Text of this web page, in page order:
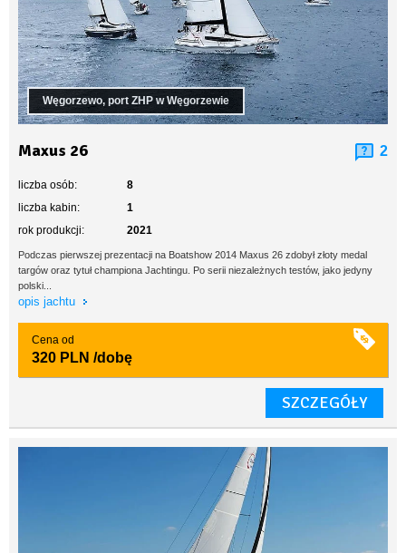
Węgorzewo, port ZHP w Węgorzewie
Maxus 26 2
liczba osób:
8
liczba kabin:
1
rok produkcji:
2021
Podczas pierwszej prezentacji na Boatshow 2014 Maxus 26 zdobył złoty medal
targów oraz tytuł championa Jachtingu. Po serii niezależnych testów, jako jedyny
polski...
opis jachtu
Cena od
320 PLN /dobę
SZCZEGÓŁY